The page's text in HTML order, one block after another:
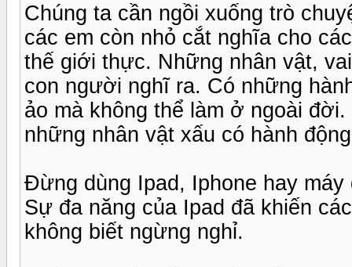
Chúng ta cần ngồi xuống trò
các em còn nhỏ cắt nghĩa cho
thế giới thực. Những nhân vật,
con người nghĩ ra. Có những
ảo mà không thể làm ở ngoài
những nhân vật xấu có hành
Đừng dùng Ipad, Iphone hay
Sự đa năng của Ipad đã khiến
không biết ngừng nghỉ.